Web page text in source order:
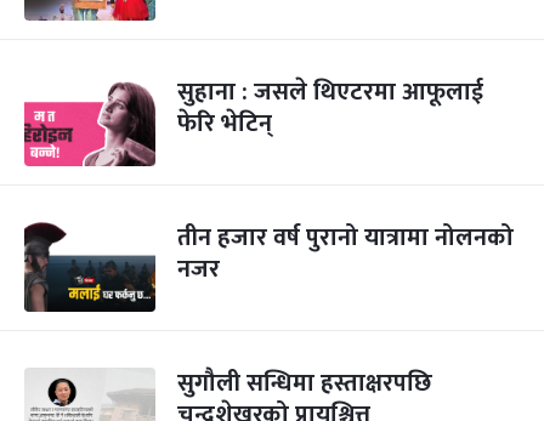
सुहाना : जसले थिएटरमा आफूलाई
फेरि भेटिन्
तीन हजार वर्ष पुरानो यात्रामा नोलनको
नजर
सुगौली सन्धिमा हस्ताक्षरपछि